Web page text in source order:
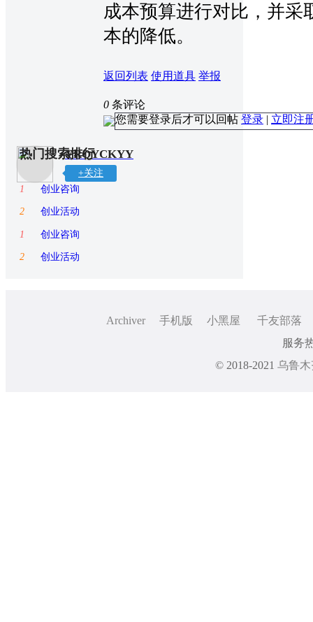
成本预算进行对比，并采
本的降低。
返回列表 使用道具 举报
0 条评论
您需要登录后才可以回帖 登录 | 立即注
YRQYCKYY
+关注
热门搜索排行
1 创业咨询
2 创业活动
1 创业咨询
2 创业活动
Archiver 手机版 小黑屋
千友部落
服务
© 2018-2021 乌鲁